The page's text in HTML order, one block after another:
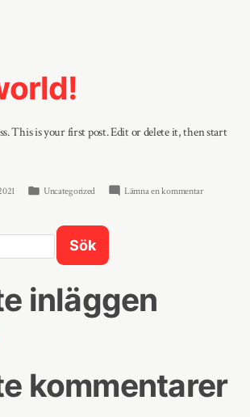
This is your first post. Edit or delete it, then start
Publicerad
Uncategorized Lämna en kommentarpå
inläggen
kommentarer